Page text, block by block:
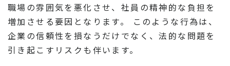
職場の雰囲気を悪化させ、社員の精神的な負担を
増加させる要因となります。 このような行為は、
企業の信頼性を損なうだけでなく、法的な問題を
引き起こすリスクも伴います。